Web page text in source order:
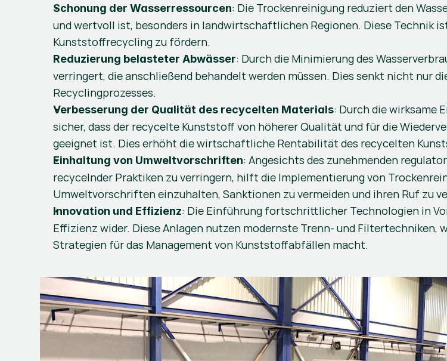
Schonung der Wasserressourcen: Die Trockenreinigung reduziert den
und wertvoll ist, besonders in landwirtschaftlichen Regionen. Diese Technik
Kunststoffrecycling zu fördern​​.
Reduzierung belasteter Abwässer: Durch die Minimierung des
verringert, die anschließend behandelt werden müssen. Dies senkt nicht nur
Recyclingprozesses​.
Verbesserung der Qualität des recycelten Materials: Durch die wirksame
sicher, dass der recycelte Kunststoff von höherer Qualität und für die
geeignet ist. Dies erhöht die wirtschaftliche Rentabilität des recycelten
Einhaltung von Umweltvorschriften: Angesichts des zunehmenden
recycelnder Praktiken zu verringern, hilft die Implementierung von
Umweltvorschriften einzuhalten, Sanktionen zu vermeiden und ihren Ruf zu
Innovation und Effizienz: Die Einführung fortschrittlicher Technologien in
Effizienz wider. Diese Anlagen nutzen modernste Trenn- und Filtertechniken,
Strategien für das Management von Kunststoffabfällen macht​​.